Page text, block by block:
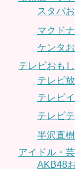
スタバ
マクド
ケンタ
テレビおも
テレビ
テレビ
テレビ
半沢直
アイドル・
AKB48